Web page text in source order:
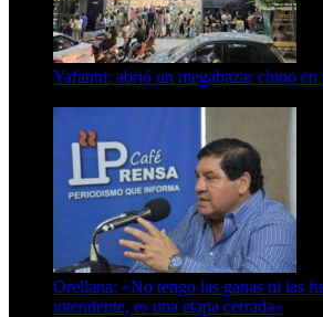
Yafanni: abrió un megabazar chino
Orellana: «No tengo las ganas ni las
intendente, es una etapa cerrada»